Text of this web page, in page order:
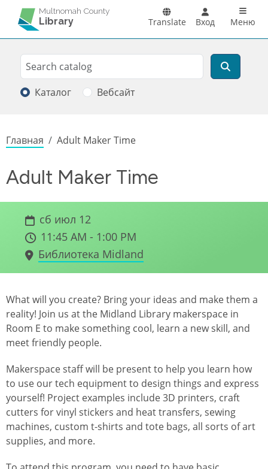
Перейти к основному содержанию
Multnomah County
Library Translate Вход Main
Меню
Search
Поиск
Каталог Вебсайт
Строка навигации
Главная Adult Maker Time
Adult Maker Time
сб июл 12
11:45 AM - 1:00 PM
Библиотека Midland
What will you create? Bring your ideas and make them a
reality! Join us at the Midland Library makerspace in
Room E to make something cool, learn a new skill, and
meet friendly people.
Makerspace staff will be present to help you learn how
to use our tech equipment to design things and express
yourself! Project examples include 3D printers, craft
cutters for vinyl stickers and heat transfers, sewing
machines, custom t-shirts and tote bags, all sorts of art
supplies, and more.